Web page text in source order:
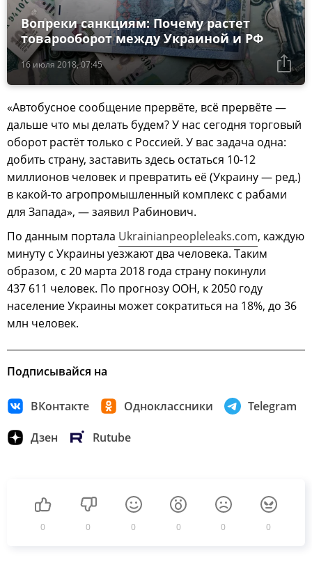
16 июля 2018, 07:45
Вопреки санкциям: Почему растет
товарооборот между Украиной и РФ
«Автобусное сообщение прервёте, всё прервёте —
дальше что мы делать будем? У нас сегодня торговый
оборот растёт только с Россией. У вас задача одна:
добить страну, заставить здесь остаться 10-12
миллионов человек и превратить её (Украину — ред.)
в какой-то агропромышленный комплекс с рабами
для Запада», — заявил Рабинович.
По данным портала Ukrainianpeopleleaks.com, каждую
минуту с Украины уезжают два человека. Таким
образом, с 20 марта 2018 года страну покинули
437 611 человек. По прогнозу ООН, к 2050 году
население Украины может сократиться на 18%, до 36
млн человек.
Подписывайся на
ВКонтакте Одноклассники Telegram
Дзен Rutube
0 0 0 0 0 0